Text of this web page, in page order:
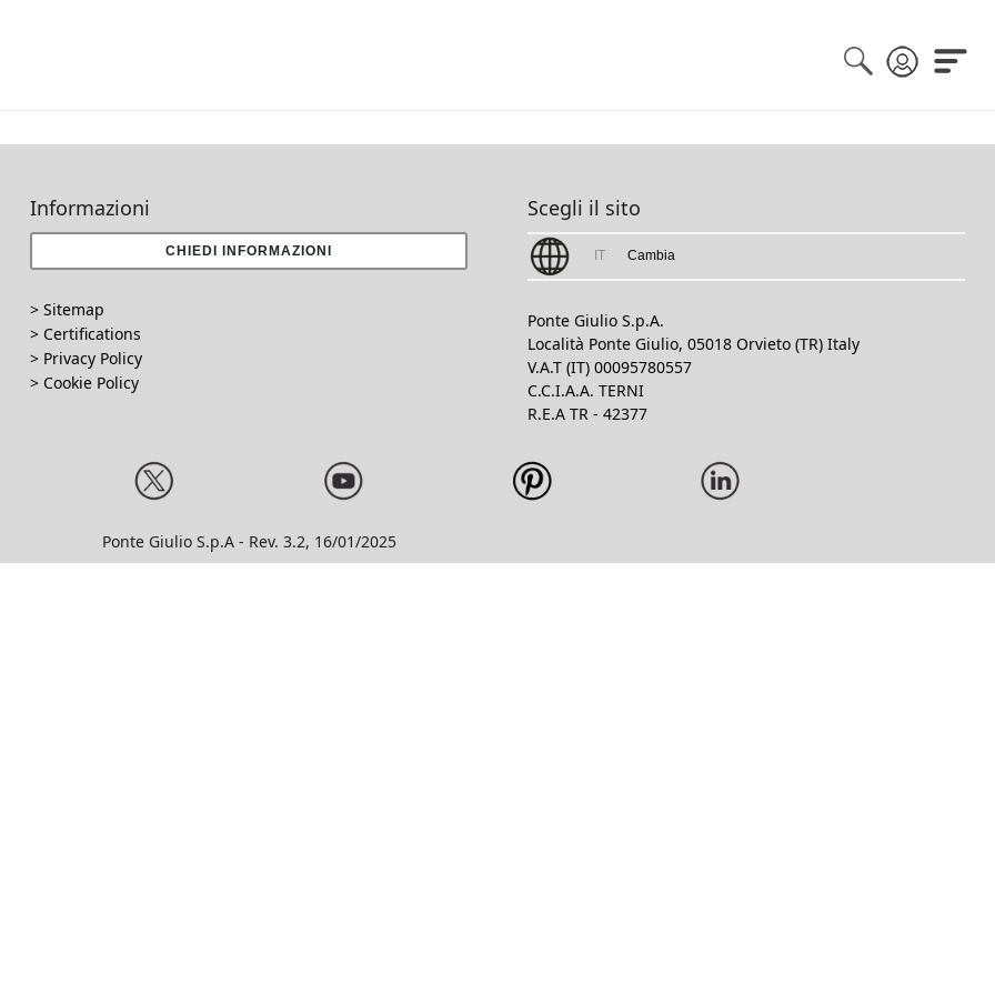
AZIENDA
Informazioni
CHIEDI INFORMAZIONI
Scegli il sito
IT Cambia
> Sitemap
> Certifications
> Privacy Policy
> Cookie Policy
Ponte Giulio S.p.A.
Località Ponte Giulio, 05018 Orvieto (TR) Italy
V.A.T (IT) 00095780557
C.C.I.A.A. TERNI
R.E.A TR - 42377
Ponte Giulio S.p.A - Rev. 3.2, 16/01/2025